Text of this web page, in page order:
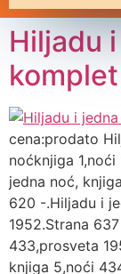
Hiljadu
komplet
cena:prodato
noćknjiga
jedna noć,
620 -.Hiljadu i
1952.Strana
433,prosveta
knjiga 5,noći